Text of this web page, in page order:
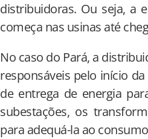
distribuidoras. Ou seja, a
começa nas usinas até
No caso do Pará, a
responsáveis pelo início
de entrega de energia
subestações, os
para adequá-la ao